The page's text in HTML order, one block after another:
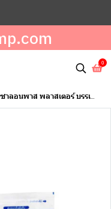
0
าส พลาสเตอร์ บรรเทาปวด 1 กล่อง 10 ชิ้น